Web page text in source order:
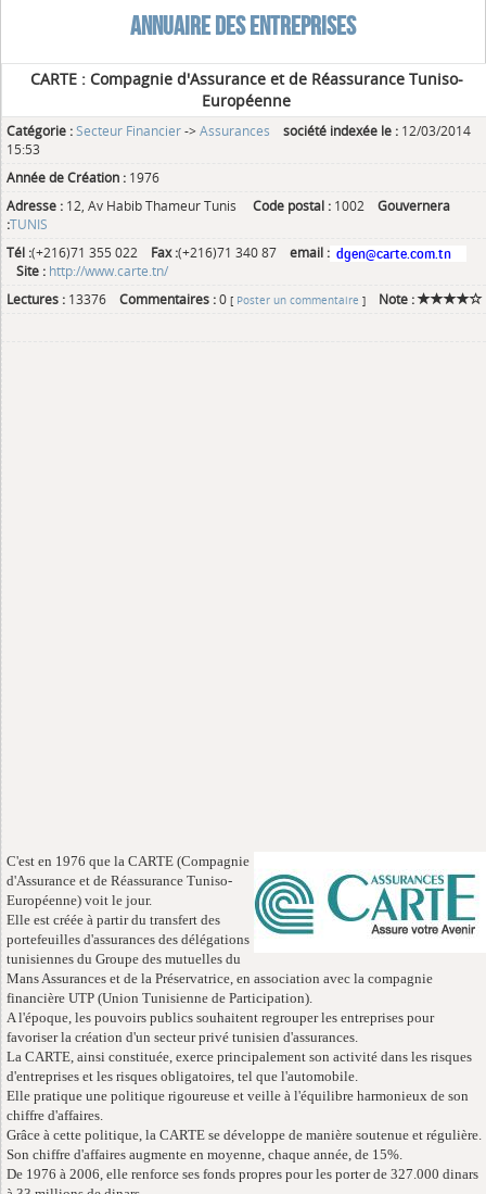
ANNUAIRE DES ENTREPRISES
CARTE : Compagnie d'Assurance et de Réassurance Tuniso-
Européenne
Catégorie :Secteur Financier->Assurances société indexée le : 12/03/2014
15:53
Année de Création : 1976
Adresse : 12, Av Habib Thameur Tunis Code postal : 1002
Gouvernera
:TUNIS
Tél :(+216)71 355 022 Fax :(+216)71 340 87
email :
Site : http://www.carte.tn/
Lectures : 13376 Commentaires :0 [ Poster un commentaire ] Note :
C'est en 1976 que la CARTE (Compagnie
d'Assurance et de Réassurance Tuniso-
Européenne) voit le jour.
Elle est créée à partir du transfert des
portefeuilles d'assurances des délégations
tunisiennes du Groupe des mutuelles du
Mans Assurances et de la Préservatrice, en association avec la compagnie
financière UTP (Union Tunisienne de Participation).
A l'époque, les pouvoirs publics souhaitent regrouper les entreprises pour
favoriser la création d'un secteur privé tunisien d'assurances.
La CARTE, ainsi constituée, exerce principalement son activité dans les risques
d'entreprises et les risques obligatoires, tel que l'automobile.
Elle pratique une politique rigoureuse et veille à l'équilibre harmonieux de son
chiffre d'affaires.
Grâce à cette politique, la CARTE se développe de manière soutenue et régulière.
Son chiffre d'affaires augmente en moyenne, chaque année, de 15%.
De 1976 à 2006, elle renforce ses fonds propres pour les porter de 327.000 dinars